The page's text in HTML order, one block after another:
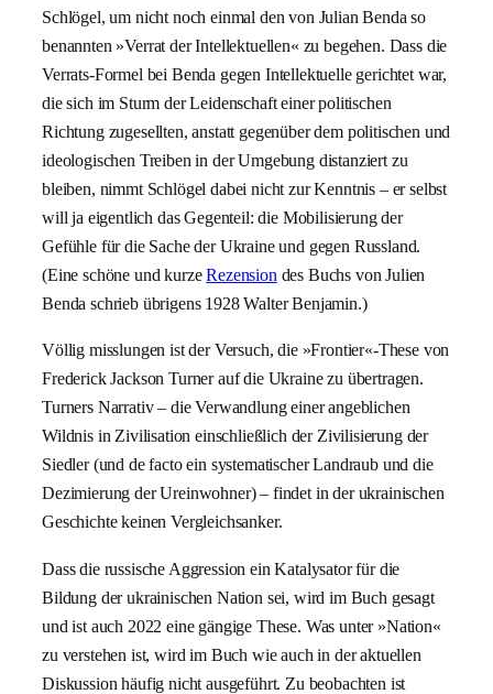
Schlögel, um nicht noch einmal den von Julian Benda so
benannten »Verrat der Intellektuellen« zu begehen. Dass die
Verrats-Formel bei Benda gegen Intellektuelle gerichtet war,
die sich im Sturm der Leidenschaft einer politischen
Richtung zugesellten, anstatt gegenüber dem politischen und
ideologischen Treiben in der Umgebung distanziert zu
bleiben, nimmt Schlögel dabei nicht zur Kenntnis – er selbst
will ja eigentlich das Gegenteil: die Mobilisierung der
Gefühle für die Sache der Ukraine und gegen Russland.
(Eine schöne und kurzeRezensiondes Buchs von Julien
Benda schrieb übrigens 1928 Walter Benjamin.)
Völlig misslungen ist der Versuch, die »Frontier«-These von
Frederick Jackson Turner auf die Ukraine zu übertragen.
Turners Narrativ – die Verwandlung einer angeblichen
Wildnis in Zivilisation einschließlich der Zivilisierung der
Siedler (und de facto ein systematischer Landraub und die
Dezimierung der Ureinwohner) – findet in der ukrainischen
Geschichte keinen Vergleichsanker.
Dass die russische Aggression ein Katalysator für die
Bildung der ukrainischen Nation sei, wird im Buch gesagt
und ist auch 2022 eine gängige These. Was unter »Nation«
zu verstehen ist, wird im Buch wie auch in der aktuellen
Diskussion häufig nicht ausgeführt. Zu beobachten ist